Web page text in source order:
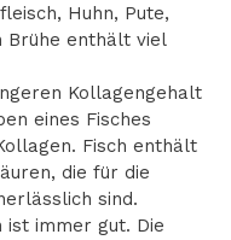
Huhn, Pute,
Brühe enthält viel
Kollagengehalt
eines Fisches
Fisch enthält
die für die
sind.
ist immer gut. Die